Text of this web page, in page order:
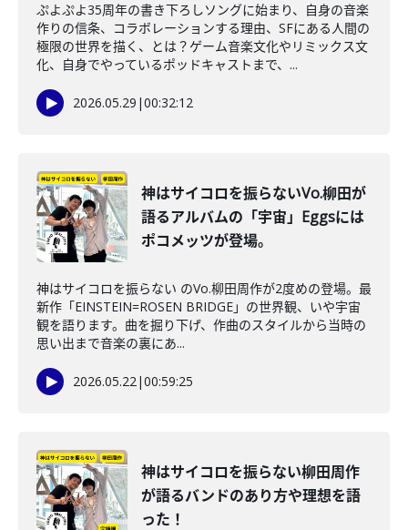
ぷよぷよ35周年の書き下ろしソングに始まり、自身の音楽
作りの信条、コラボレーションする理由、SFにある人間の
極限の世界を描く、とは？ゲーム音楽文化やリミックス文
化、自身でやっているポッドキャストまで、...
2026.05.29 |00:32:12
神はサイコロを振らないVo.柳田が
語るアルバムの「宇宙」Eggsには
ポコメッツが登場。
神はサイコロを振らない のVo.柳田周作が2度めの登場。最
新作「EINSTEIN=ROSEN BRIDGE」の世界観、いや宇宙
観を語ります。曲を掘り下げ、作曲のスタイルから当時の
思い出まで音楽の裏にあ...
2026.05.22|00:59:25
神はサイコロを振らない柳田周作
が語るバンドのあり方や理想を語
った！